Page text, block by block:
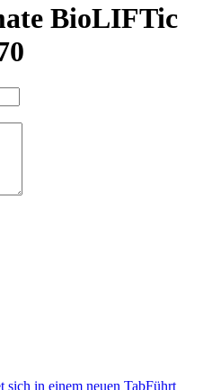
BioLIFTic
sich in einem neuen TabFührt